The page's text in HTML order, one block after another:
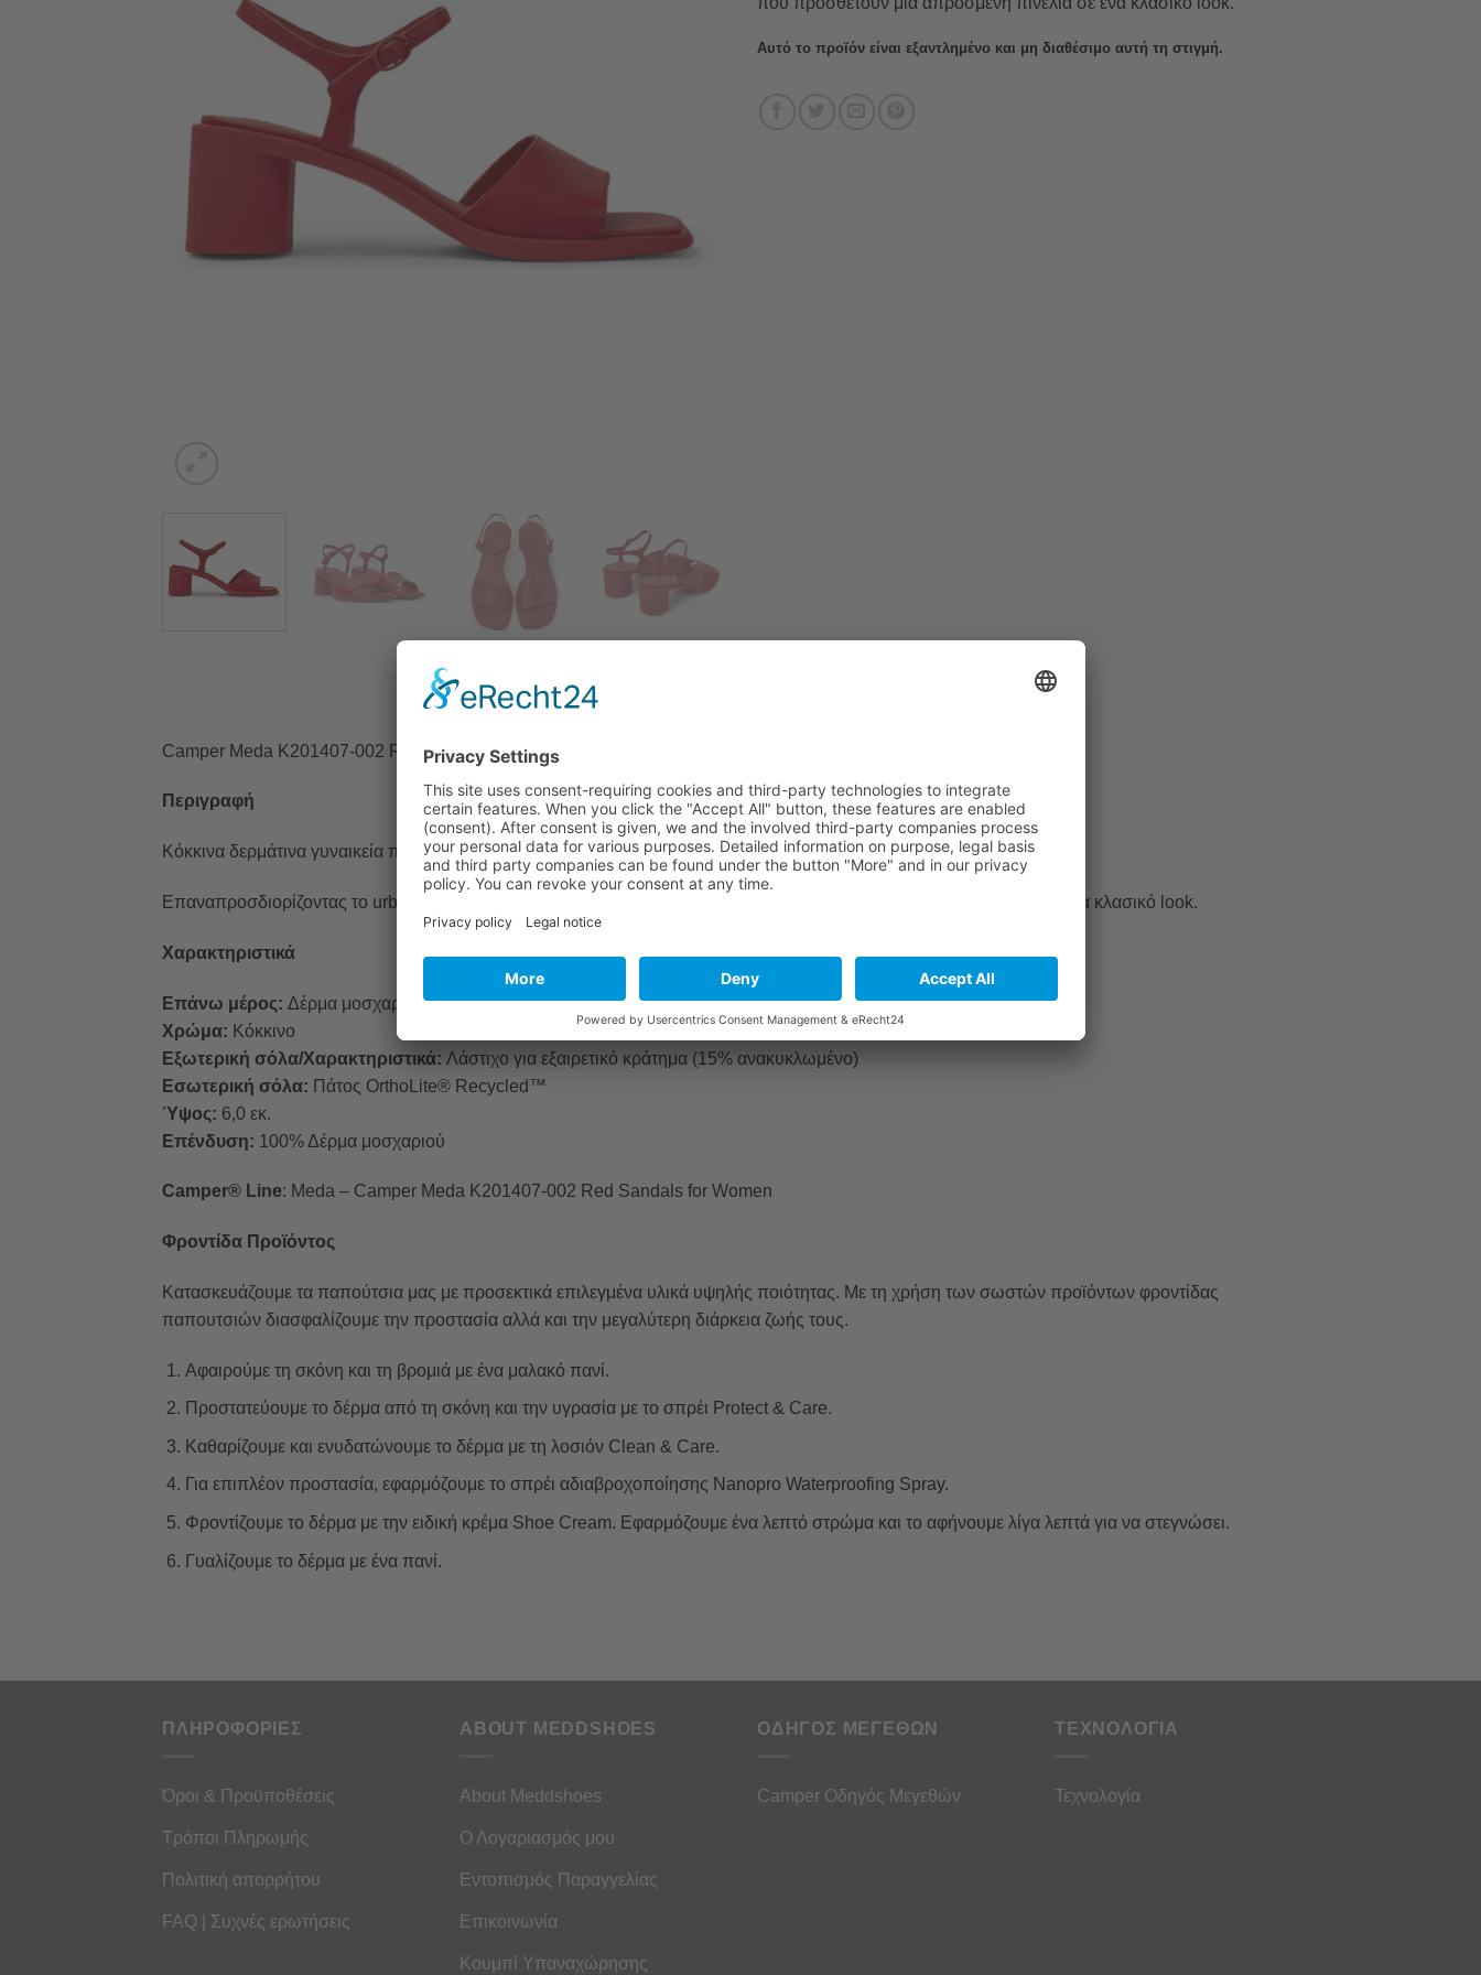
Αυτό το προϊόν είναι εξαντλημένο και μη διαθέσιμο αυτή τη στιγμή.
ΠΕΡΙΓΡΑΦΉ
Camper Meda K201407-002 Red Sandals for Women
Περιγραφή
Κόκκινα δερμάτινα γυναικεία πέδιλα με εξωτερικές σόλες από λάστιχο (20% ανακυκλωμένο).
Επαναπροσδιορίζοντας το urban στιλ, το Meda διαθέτει τολμηρά μοτίβα που προσθέτουν μια απρόσμενη πινελιά σε ένα κλασικό look.
Χαρακτηριστικά
Επάνω μέρος: Δέρμα μοσχαριού
Χρώμα: Κόκκινο
Εξωτερική σόλα/Χαρακτηριστικά: Λάστιχο για εξαιρετικό κράτημα (15% ανακυκλωμένο)
Εσωτερική σόλα: Πάτος OrthoLite® Recycled™
Ύψος: 6,0 εκ.
Επένδυση: 100% Δέρμα μοσχαριού
Camper® Line: Meda – Camper Meda K201407-002 Red Sandals for Women
Φροντίδα Προϊόντος
Κατασκευάζουμε τα παπούτσια μας με προσεκτικά επιλεγμένα υλικά υψηλής ποιότητας. Με τη χρήση των σωστών προϊόντων φροντίδας
παπουτσιών διασφαλίζουμε την προστασία αλλά και την μεγαλύτερη διάρκεια ζωής τους.
Αφαιρούμε τη σκόνη και τη βρομιά με ένα μαλακό πανί.
Προστατεύουμε το δέρμα από τη σκόνη και την υγρασία με το σπρέι Protect & Care.
Καθαρίζουμε και ενυδατώνουμε το δέρμα με τη λοσιόν Clean & Care.
Για επιπλέον προστασία, εφαρμόζουμε το σπρέι αδιαβροχοποίησης Nanopro Waterproofing Spray.
Φροντίζουμε το δέρμα με την ειδική κρέμα Shoe Cream. Εφαρμόζουμε ένα λεπτό στρώμα και το αφήνουμε λίγα λεπτά για να στεγνώσει.
Γυαλίζουμε το δέρμα με ένα πανί.
ΠΛΗΡΟΦΟΡΙΕΣ
Όροι & Προϋποθέσεις
Τρόποι Πληρωμής
Πολιτική απορρήτου
FAQ | Συχνές ερωτήσεις
ABOUT MEDDSHOES
About Meddshoes
Ο Λογαριασμός μου
Εντοπισμός Παραγγελίας
Επικοινωνία
Κουμπί Υπαναχώρησης
ΟΔΗΓΟΣ ΜΕΓΕΘΩΝ
Camper Οδηγός Μεγεθών
ΤΕΧΝΟΛΟΓΙΑ
Τεχνολογία